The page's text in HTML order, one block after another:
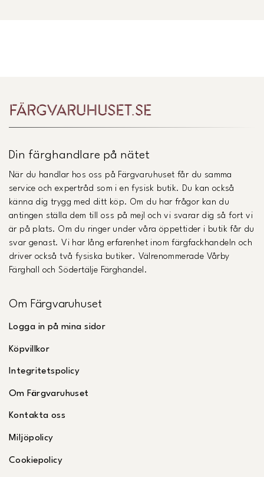
Din färghandlare på nätet
När du handlar hos oss på Färgvaruhuset får du samma
service och expertråd som i en fysisk butik. Du kan också
känna dig trygg med ditt köp. Om du har frågor kan du
antingen ställa dem till oss på mejl och vi svarar dig så fort vi
är på plats. Om du ringer under våra öppettider i butik får du
svar genast. Vi har lång erfarenhet inom färgfackhandeln och
driver också två fysiska butiker. Välrenommerade Vårby
Färghall och Södertälje Färghandel.
Om Färgvaruhuset
Logga in på mina sidor
Köpvillkor
Integritetspolicy
Om Färgvaruhuset
Kontakta oss
Miljöpolicy
Cookiepolicy